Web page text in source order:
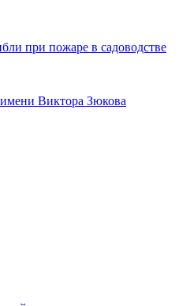
при пожаре в садоводстве
Виктора Зюкова